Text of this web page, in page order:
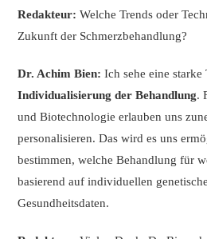
Redakteur: Welche Trends oder
Zukunft der Schmerzbehandlung?
Dr. Achim Bien: Ich sehe eine starke
Individualisierung der Behandlung.
und Biotechnologie erlauben uns
personalisieren. Das wird es uns
bestimmen, welche Behandlung für
basierend auf individuellen
Gesundheitsdaten.